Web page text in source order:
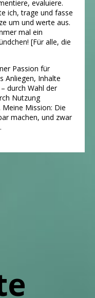
evaluiere.
ich, trage und fasse
um und werte aus.
mal ein
[Für alle, die
Passion für
Anliegen, Inhalte
durch Wahl der
Nutzung
Mission: Die
machen, und zwar